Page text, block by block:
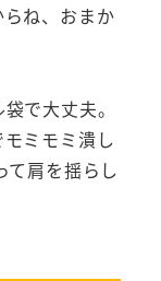
ね、おまか
で大丈夫。
ミモミ潰し
て肩を揺らし